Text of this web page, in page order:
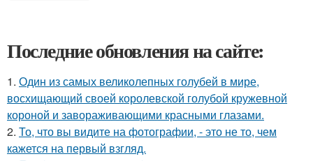
Последние обновления на сайте:
1. Один из самых великолепных голубей в мире,
восхищающий своей королевской голубой кружевной
короной и завораживающими красными глазами.
2. То, что вы видите на фотографии, - это не то, чем
кажется на первый взгляд.